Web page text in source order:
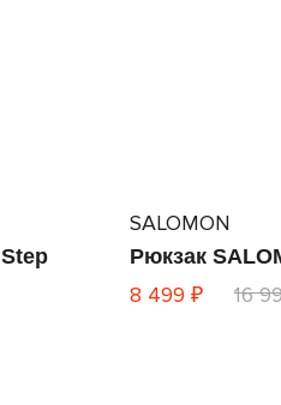
SALOMON
Рюкзак
8 499 ₽ 16